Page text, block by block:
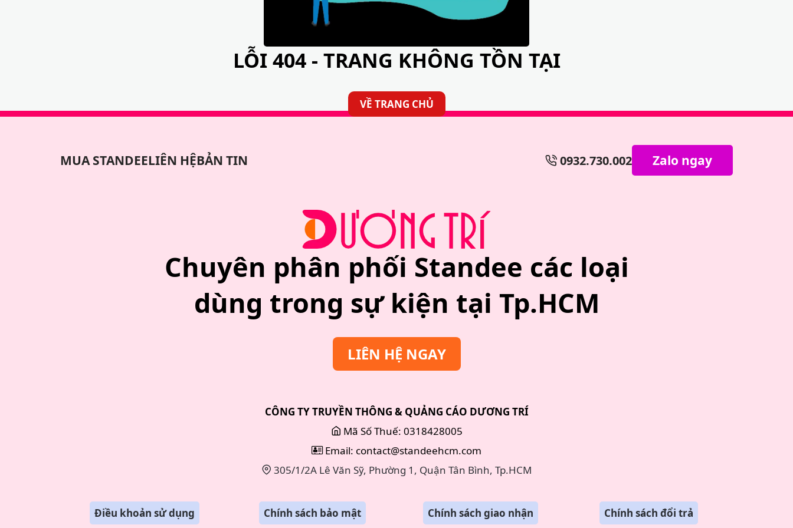
LỖI 404 - TRANG KHÔNG TỒN TẠI
VỀ TRANG CHỦ
MUA STANDEELIÊN HỆBẢN TIN 0932.730.002 Zalo ngay
Chuyên phân phối Standee các loại
dùng trong sự kiện tại Tp.HCM
LIÊN HỆ NGAY
CÔNG TY TRUYỀN THÔNG & QUẢNG CÁO DƯƠNG TRÍ
Mã Số Thuế: 0318428005
Email: contact@standeehcm.com
305/1/2A Lê Văn Sỹ, Phường 1, Quận Tân Bình, Tp.HCM
Điều khoản sử dụng Chính sách bảo mật Chính sách giao nhận Chính sách đổi trả